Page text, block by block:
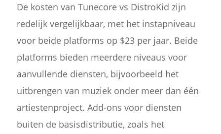
De kosten van Tunecore vs DistroKid zijn
redelijk vergelijkbaar, met het instapniveau
voor beide platforms op $23 per jaar. Beide
platforms bieden meerdere niveaus voor
aanvullende diensten, bijvoorbeeld het
uitbrengen van muziek onder meer dan één
artiestenproject. Add-ons voor diensten
buiten de basisdistributie, zoals het